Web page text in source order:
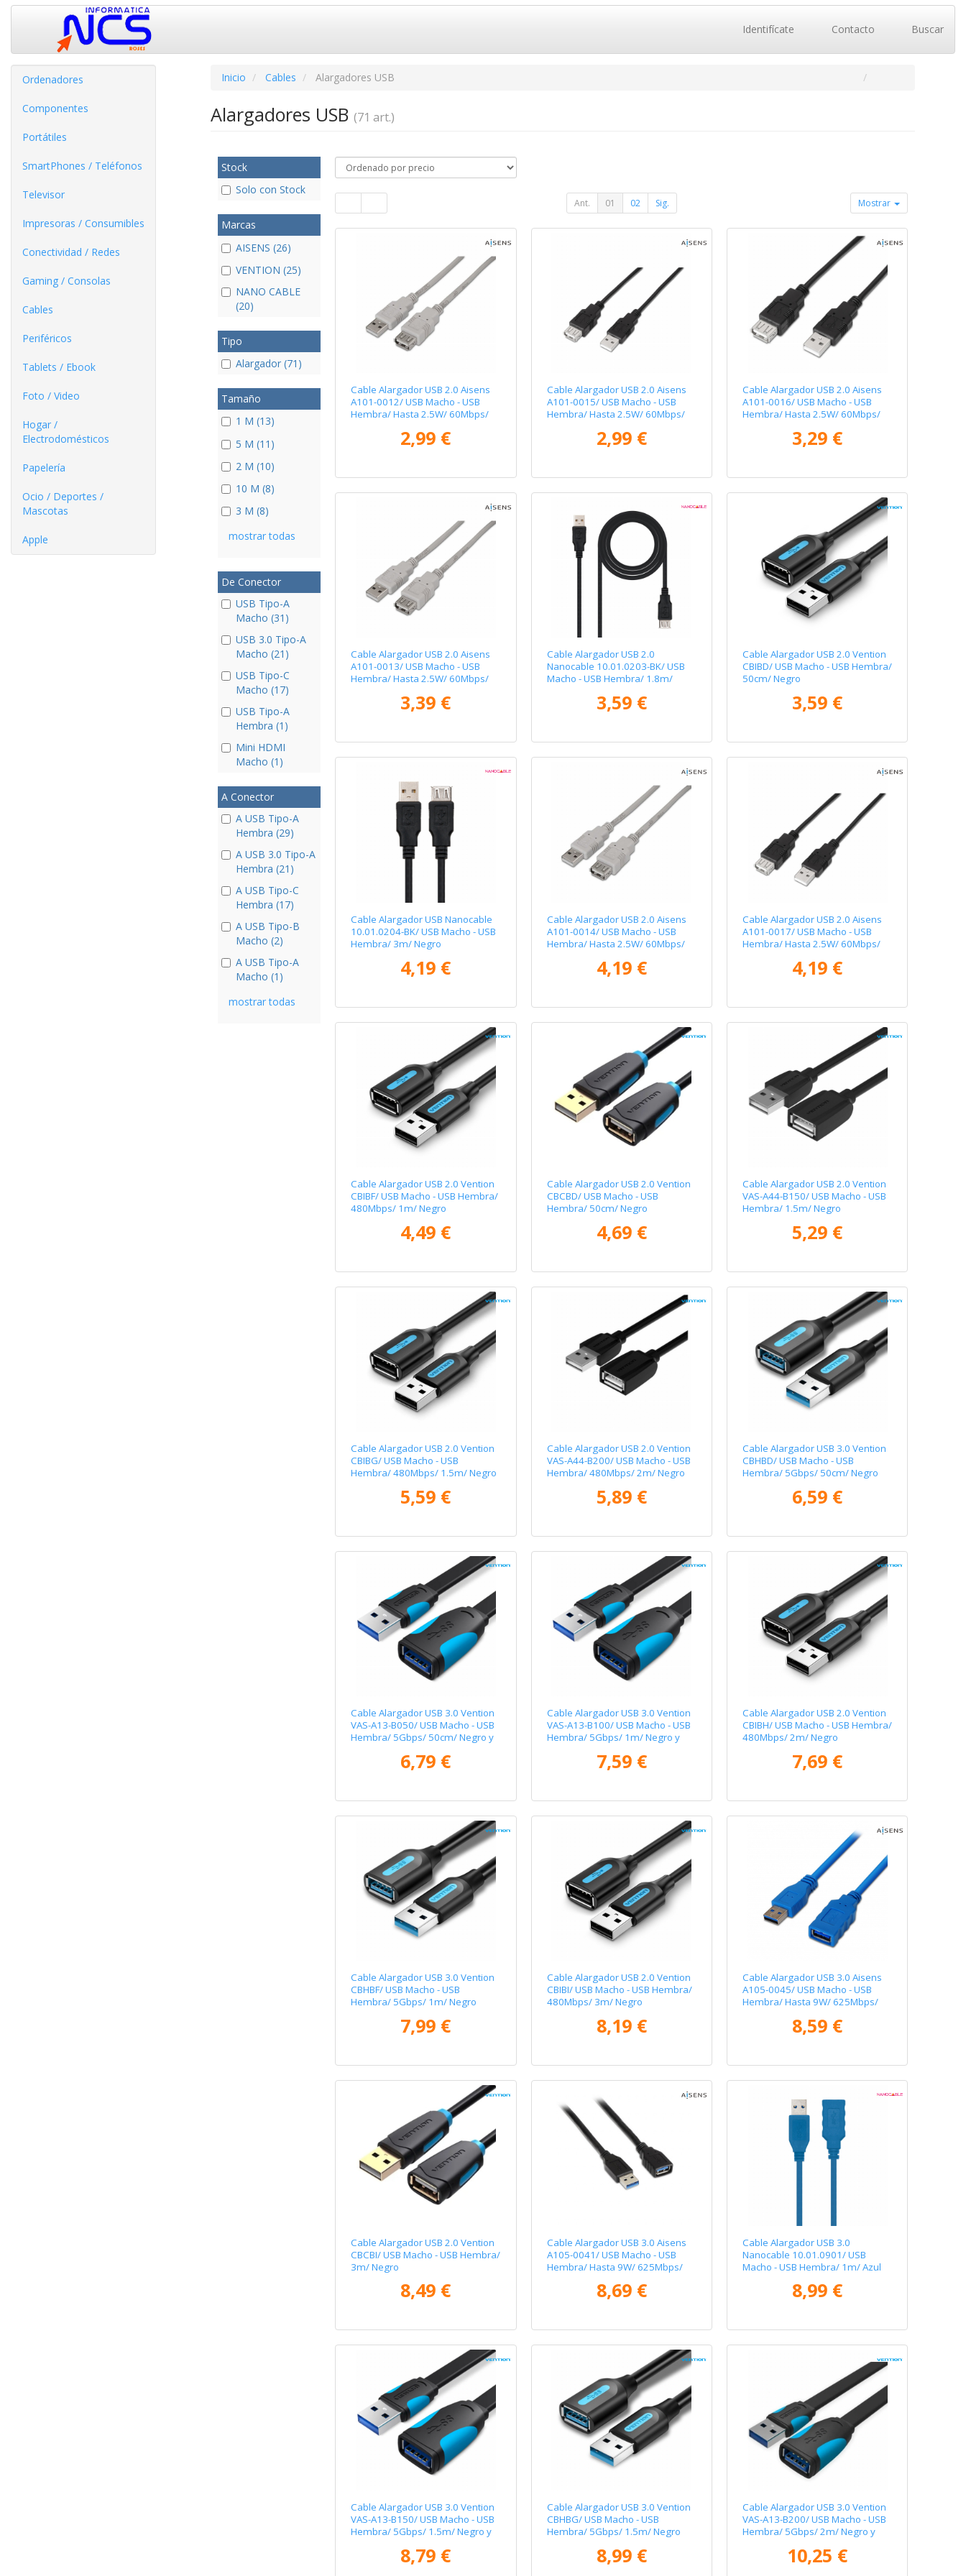
Identifícate Contacto Buscar
Ordenadores
Componentes
Portátiles
SmartPhones / Teléfonos
Televisor
Impresoras / Consumibles
Conectividad / Redes
Gaming / Consolas
Cables
Periféricos
Tablets / Ebook
Foto / Video
Hogar /
Electrodomésticos
Papelería
Ocio / Deportes /
Mascotas
Apple
Inicio Cables Alargadores USB
Alargadores USB (71 art.)
Stock
Solo con Stock
Marcas
AISENS (26)
VENTION (25)
NANO CABLE
(20)
Tipo
Alargador (71)
Tamaño
1 M (13)
5 M (11)
2 M (10)
10 M (8)
3 M (8)
mostrar todas
De Conector
USB Tipo-A
Macho (31)
USB 3.0 Tipo-A
Macho (21)
USB Tipo-C
Macho (17)
USB Tipo-A
Hembra (1)
Mini HDMI
Macho (1)
A Conector
A USB Tipo-A
Hembra (29)
A USB 3.0 Tipo-A
Hembra (21)
A USB Tipo-C
Hembra (17)
A USB Tipo-B
Macho (2)
A USB Tipo-A
Macho (1)
mostrar todas
Ant. 01 02 Sig. Mostrar
Cable Alargador USB 2.0 Aisens
A101-0012/ USB Macho - USB
Hembra/ Hasta 2.5W/ 60Mbps/
2,99 €
Cable Alargador USB 2.0 Aisens
A101-0015/ USB Macho - USB
Hembra/ Hasta 2.5W/ 60Mbps/
2,99 €
Cable Alargador USB 2.0 Aisens
A101-0016/ USB Macho - USB
Hembra/ Hasta 2.5W/ 60Mbps/
3,29 €
Cable Alargador USB 2.0 Aisens
A101-0013/ USB Macho - USB
Hembra/ Hasta 2.5W/ 60Mbps/
3,39 €
Cable Alargador USB 2.0
Nanocable 10.01.0203-BK/ USB
Macho - USB Hembra/ 1.8m/
3,59 €
Cable Alargador USB 2.0 Vention
CBIBD/ USB Macho - USB Hembra/
50cm/ Negro
3,59 €
Cable Alargador USB Nanocable
10.01.0204-BK/ USB Macho - USB
Hembra/ 3m/ Negro
4,19 €
Cable Alargador USB 2.0 Aisens
A101-0014/ USB Macho - USB
Hembra/ Hasta 2.5W/ 60Mbps/
4,19 €
Cable Alargador USB 2.0 Aisens
A101-0017/ USB Macho - USB
Hembra/ Hasta 2.5W/ 60Mbps/
4,19 €
Cable Alargador USB 2.0 Vention
CBIBF/ USB Macho - USB Hembra/
480Mbps/ 1m/ Negro
4,49 €
Cable Alargador USB 2.0 Vention
CBCBD/ USB Macho - USB
Hembra/ 50cm/ Negro
4,69 €
Cable Alargador USB 2.0 Vention
VAS-A44-B150/ USB Macho - USB
Hembra/ 1.5m/ Negro
5,29 €
Cable Alargador USB 2.0 Vention
CBIBG/ USB Macho - USB
Hembra/ 480Mbps/ 1.5m/ Negro
5,59 €
Cable Alargador USB 2.0 Vention
VAS-A44-B200/ USB Macho - USB
Hembra/ 480Mbps/ 2m/ Negro
5,89 €
Cable Alargador USB 3.0 Vention
CBHBD/ USB Macho - USB
Hembra/ 5Gbps/ 50cm/ Negro
6,59 €
Cable Alargador USB 3.0 Vention
VAS-A13-B050/ USB Macho - USB
Hembra/ 5Gbps/ 50cm/ Negro y
6,79 €
Cable Alargador USB 3.0 Vention
VAS-A13-B100/ USB Macho - USB
Hembra/ 5Gbps/ 1m/ Negro y
7,59 €
Cable Alargador USB 2.0 Vention
CBIBH/ USB Macho - USB Hembra/
480Mbps/ 2m/ Negro
7,69 €
Cable Alargador USB 3.0 Vention
CBHBF/ USB Macho - USB
Hembra/ 5Gbps/ 1m/ Negro
7,99 €
Cable Alargador USB 2.0 Vention
CBIBI/ USB Macho - USB Hembra/
480Mbps/ 3m/ Negro
8,19 €
Cable Alargador USB 3.0 Aisens
A105-0045/ USB Macho - USB
Hembra/ Hasta 9W/ 625Mbps/
8,59 €
Cable Alargador USB 2.0 Vention
CBCBI/ USB Macho - USB Hembra/
3m/ Negro
8,49 €
Cable Alargador USB 3.0 Aisens
A105-0041/ USB Macho - USB
Hembra/ Hasta 9W/ 625Mbps/
8,69 €
Cable Alargador USB 3.0
Nanocable 10.01.0901/ USB
Macho - USB Hembra/ 1m/ Azul
8,99 €
Cable Alargador USB 3.0 Vention
VAS-A13-B150/ USB Macho - USB
Hembra/ 5Gbps/ 1.5m/ Negro y
8,79 €
Cable Alargador USB 3.0 Vention
CBHBG/ USB Macho - USB
Hembra/ 5Gbps/ 1.5m/ Negro
8,99 €
Cable Alargador USB 3.0 Vention
VAS-A13-B200/ USB Macho - USB
Hembra/ 5Gbps/ 2m/ Negro y
10,25 €